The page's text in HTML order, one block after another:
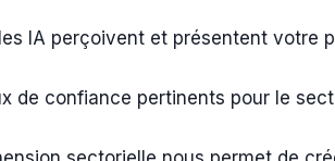
IA perçoivent et présentent votre
de confiance pertinents pour le